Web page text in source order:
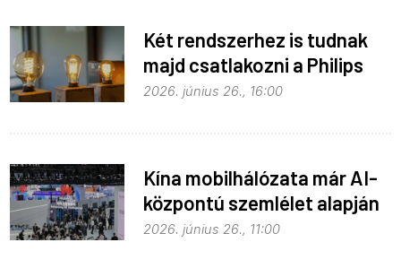
Két rendszerhez is tudnak
majd csatlakozni a Philips
Hue égők
2026. június 26., 16:00
Kína mobilhálózata már AI-
központú szemlélet alapján
fejlődik
2026. június 26., 11:00